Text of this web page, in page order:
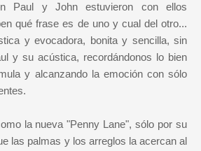
Paul y John estuvieron con ellos
qué frase es de uno y cual del otro...
y evocadora, bonita y sencilla, sin
y su acústica, recordándonos lo bien
y alcanzando la emoción con sólo
la nueva "Penny Lane", sólo por su
las palmas y los arreglos la acercan al